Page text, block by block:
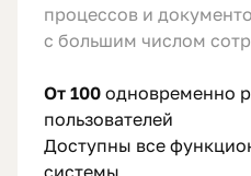
процессов и
с большим числом
От 100 одновременно
пользователей
Доступны все
системы